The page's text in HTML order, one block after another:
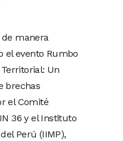
de manera
el evento Rumbo
Un
brechas
el Comité
36 y el Instituto
Perú (IIMP),